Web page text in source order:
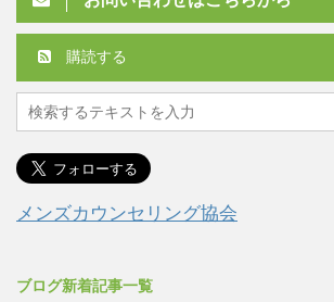
購読する
メンズカウンセリング協会
ブログ新着記事一覧